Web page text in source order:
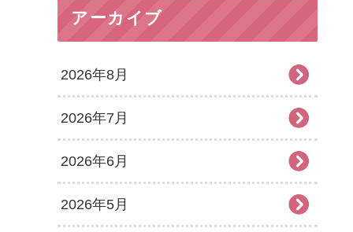
アーカイブ
2026年8月
2026年7月
2026年6月
2026年5月